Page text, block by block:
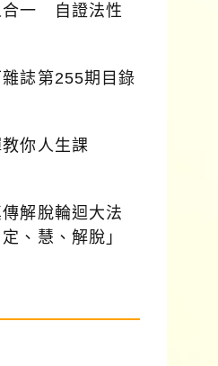
合一 自證法性
誌第255期目錄
你人生課
解脫輪迴大法
定、慧、解脫」